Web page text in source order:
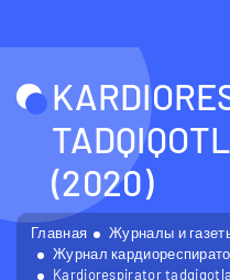
(2020)
Главная
Журналы и
Журнал
Kardiorespirator